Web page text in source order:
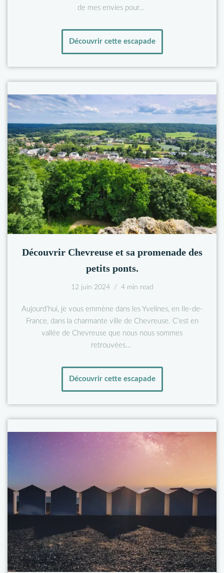
de mes envies pour…
Découvrir cette escapade
Découvrir Chevreuse et sa promenade des
petits ponts.
12 juin 2024 4 min read
Aujourd’hui, je vous emmène dans les Yvelines, en Ile-de-
France, dans la charmante ville de Chevreuse. C’est en
vallée de Chevreuse que nous nous sommes
retrouvées…
Découvrir cette escapade